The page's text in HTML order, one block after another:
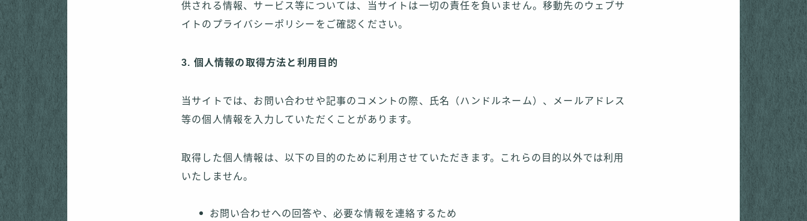
供される情報、サービス等については、当サイトは一切の責任を負いません。移動先のウェブサ
イトのプライバシーポリシーをご確認ください。
3. 個人情報の取得方法と利用目的
当サイトでは、お問い合わせや記事のコメントの際、氏名（ハンドルネーム）、メールアドレス
等の個人情報を入力していただくことがあります。
取得した個人情報は、以下の目的のために利用させていただきます。これらの目的以外では利用
いたしません。
お問い合わせへの回答や、必要な情報を連絡するため